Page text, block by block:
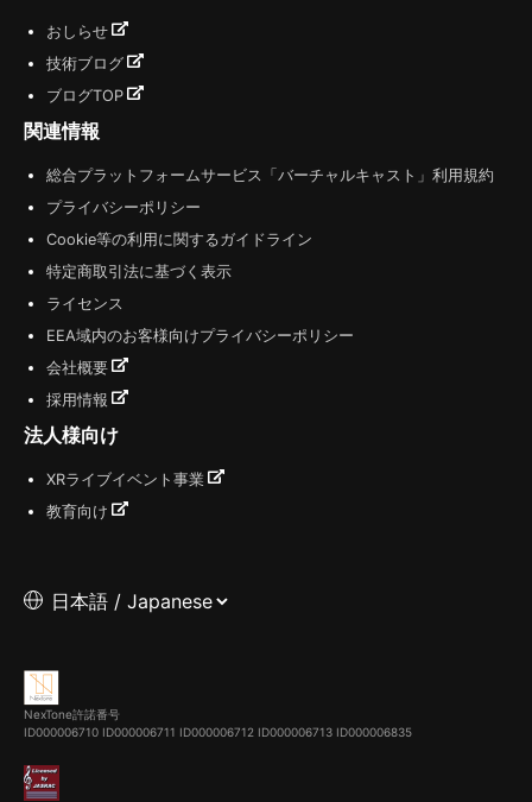
おしらせ
技術ブログ
ブログTOP
関連情報
総合プラットフォームサービス「バーチャルキャスト」利用規約
プライバシーポリシー
Cookie等の利用に関するガイドライン
特定商取引法に基づく表示
ライセンス
EEA域内のお客様向けプライバシーポリシー
会社概要
採用情報
法人様向け
XRライブイベント事業
教育向け
NexTone許諾番号
ID000006710 ID000006711 ID000006712 ID000006713 ID000006835